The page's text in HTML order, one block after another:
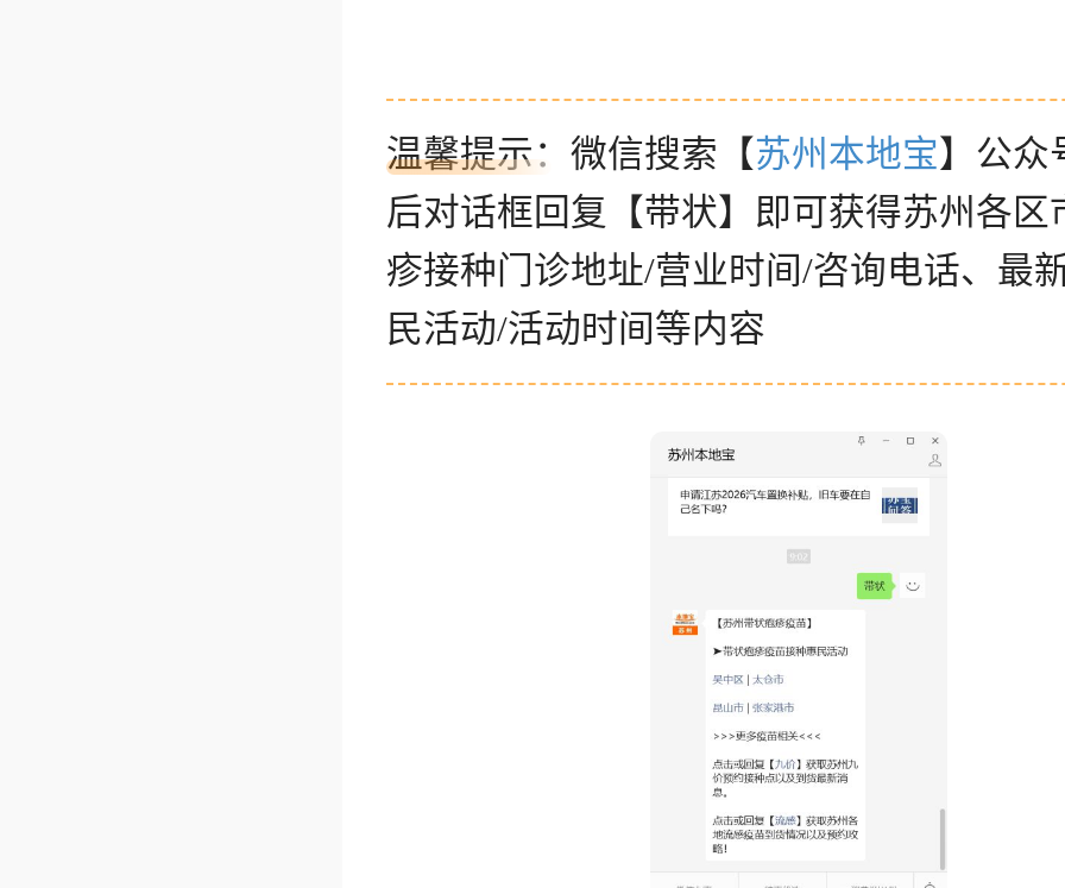
温馨提示：微信搜索【苏州本地宝】公众
后对话框回复【带状】即可获得苏州各区
疹接种门诊地址/营业时间/咨询电话、最
民活动/活动时间等内容